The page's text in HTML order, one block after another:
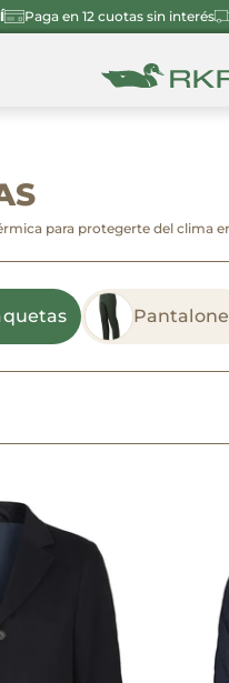
Paga en 12 cuotas sin interés
para protegerte del clima